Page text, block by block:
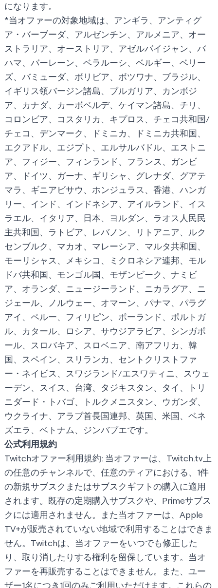
になります。
*当オファーの対象地域は、アンギラ、アンティグ
ア・バーブーダ、アルゼンチン、アルメニア、オー
ストラリア、オーストリア、アゼルバイジャン、バ
ハマ、バーレーン、ベラルーシ、ベルギー、ベリー
ズ、バミューダ、ボリビア、ボツワナ、ブラジル、
イギリス領バージン諸島、ブルガリア、カンボジ
ア、カナダ、カーボベルデ、ケイマン諸島、チリ、
コロンビア、コスタリカ、キプロス、チェコ共和国/
チェコ、デンマーク、ドミニカ、ドミニカ共和国、
エクアドル、エジプト、エルサルバドル、エストニ
ア、フィジー、フィンランド、フランス、ガンビ
ア、ドイツ、ガーナ、ギリシャ、グレナダ、グアテ
マラ、ギニアビサウ、ホンジュラス、香港、ハンガ
リー、インド、インドネシア、アイルランド、イス
ラエル、イタリア、日本、ヨルダン、ラオス人民民
主共和国、ラトビア、レバノン、リトアニア、ルク
センブルク、マカオ、マレーシア、マルタ共和国、
モーリシャス、メキシコ、ミクロネシア連邦、モル
ドバ共和国、モンゴル国、モザンビーク、ナミビ
ア、オランダ、ニュージーランド、ニカラグア、ニ
ジェール、ノルウェー、オマーン、パナマ、パラグ
アイ、ペルー、フィリピン、ポーランド、ポルトガ
ル、カタール、ロシア、サウジアラビア、シンガポ
ール、スロバキア、スロベニア、南アフリカ、韓
国、スペイン、スリランカ、セントクリストファ
ー・ネイビス、スワジランド/エスワティニ、スウェ
ーデン、スイス、台湾、タジキスタン、タイ、トリ
ニダード・トバゴ、トルクメニスタン、ウガンダ、
ウクライナ、アラブ首長国連邦、英国、米国、ベネ
ズエラ、ベトナム、ジンバブエです。
公式利用規約
Twitchオファー利用規約: 当オファーは、 Twitch.tv 上
の任意のチャンネルで、任意のティアにおける、1件
の新規サブスクまたはサブスクギフトの購入に適用
されます。既存の定期購入サブスクや、Primeサブス
クには適用されません。また当オファーは、Apple
TV+が販売されていない地域で利用することはできま
せん。Twitchは、当オファーをいつでも修正した
り、取り消したりする権利を留保しています。当オ
ファーを再販売することはできません。また、ユー
ザー1名につき1回のみご利用いただけます。これらの